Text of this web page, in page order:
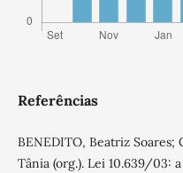
Referências
BENEDITO, Beatriz Soares;
Tânia (org.). Lei 10.639/03: